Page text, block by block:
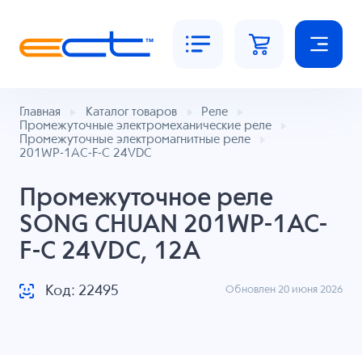
Главная Каталог товаров
Реле
Промежуточные электромеханические реле
Промежуточные электромагнитные реле
201WP-1AC-F-C 24VDC
Промежуточное реле
SONG CHUAN 201WP-1AC-
F-C 24VDC, 12A
Код: 22495 Обновлен 20 июня 2026